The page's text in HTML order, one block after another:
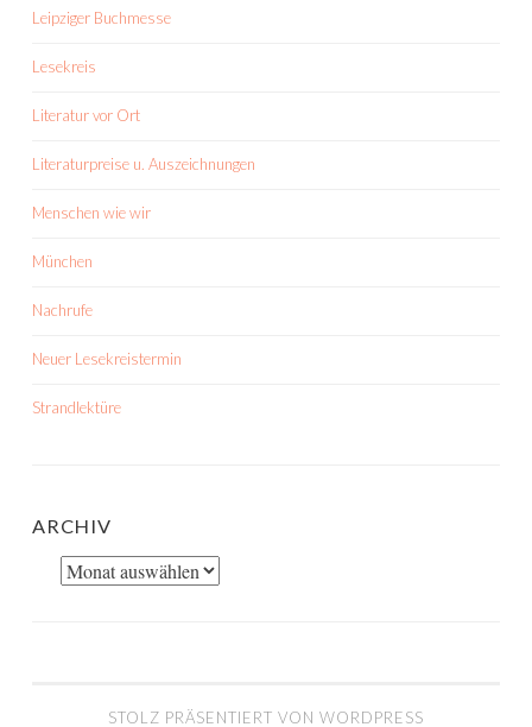
Leipziger Buchmesse
Lesekreis
Literatur vor Ort
Literaturpreise u. Auszeichnungen
Menschen wie wir
München
Nachrufe
Neuer Lesekreistermin
Strandlektüre
ARCHIV
Archiv
STOLZ PRÄSENTIERT VON WORDPRESS